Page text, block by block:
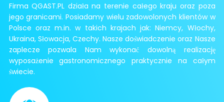
Firma QGAST.PL działa na terenie całego kraju oraz poza
jego granicami. Posiadamy wielu zadowolonych klientów w
Polsce oraz m.in. w takich krajach jak: Niemcy, Włochy,
Ukraina, Słowacja, Czechy. Nasze doświadczenie oraz Nasze
zaplecze pozwala Nam wykonać dowolną realizację
wyposażenie gastronomicznego praktycznie na całym
świecie.